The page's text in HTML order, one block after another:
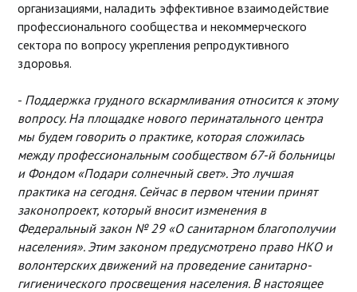
организациями, наладить эффективное взаимодействие
профессионального сообщества и некоммерческого
сектора по вопросу укрепления репродуктивного
здоровья.
- Поддержка грудного вскармливания относится к этому
вопросу. На площадке нового перинатального центра
мы будем говорить о практике, которая сложилась
между профессиональным сообществом 67-й больницы
и Фондом «Подари солнечный свет». Это лучшая
практика на сегодня. Сейчас в первом чтении принят
законопроект, который вносит изменения в
Федеральный закон № 29 «О санитарном благополучии
населения». Этим законом предусмотрено право НКО и
волонтерских движений на проведение санитарно-
гигиенического просвещения населения. В настоящее